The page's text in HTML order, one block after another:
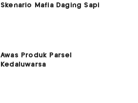
Skenario Mafia Daging Sapi
Awas Produk Parsel
Kedaluwarsa